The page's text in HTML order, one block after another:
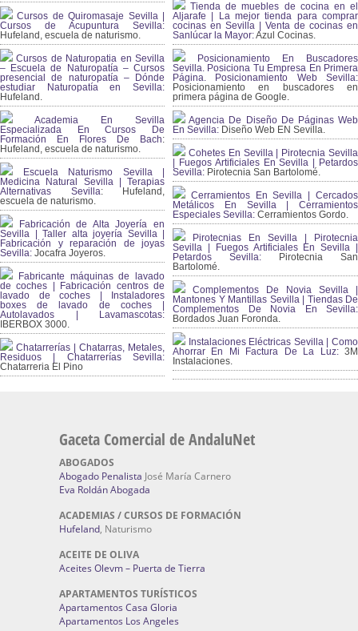
Cursos de Quiromasaje Sevilla |
Cursos de Acupuntura Sevilla:
Hufeland, escuela de naturismo.
Cursos de Naturopatia en Sevilla
– Escuela de Naturopatía – Cursos
presencial de naturopatía – Dónde
estudiar Naturopatía en Sevilla:
Hufeland.
Academia En Sevilla
Especializada En Cursos De
Formación En Flores De Bach:
Hufeland, escuela de naturismo.
Escuela Naturismo Sevilla |
Medicina Natural Sevilla | Terapias
Alternativas Sevilla: Hufeland,
escuela de naturismo.
Fabricación de Alta Joyería en
Sevilla | Taller alta joyería Sevilla |
Fabricación y reparación de joyas
Sevilla: Jocafra Joyeros.
Fabricante máquinas de lavado
de coches | Fabricación centros de
lavado de coches | Instaladores
boxes de lavado de coches |
Autolavados | Lavamascotas:
IBERBOX 3000.
Chatarrerías | Chatarras, Metales,
Residuos | Chatarrerías Sevilla:
Chatarreria El Pino
Tienda de muebles de cocina en el
Aljarafe | La mejor tienda para comprar
cocinas en Sevilla | Venta de cocinas en
Sanlúcar la Mayor:Azul Cocinas.
Posicionamiento En Buscadores
Sevilla. Posiciona Tu Empresa En Primera
Página. Posicionamiento Web Sevilla:
Posicionamiento en buscadores en
primera página de Google.
Agencia De Diseño De Páginas Web
En Sevilla: Diseño Web EN Sevilla.
Cohetes En Sevilla | Pirotecnia Sevilla
| Fuegos Artificiales En Sevilla | Petardos
Sevilla: Pirotecnia San Bartolomé.
Cerramientos En Sevilla | Cercados
Metálicos En Sevilla | Cerramientos
Especiales Sevilla: Cerramientos Gordo.
Pirotecnias En Sevilla | Pirotecnia
Sevilla | Fuegos Artificiales En Sevilla |
Petardos Sevilla: Pirotecnia San
Bartolomé.
Complementos De Novia Sevilla |
Mantones Y Mantillas Sevilla | Tiendas De
Complementos De Novia En Sevilla:
Bordados Juan Foronda.
Instalaciones Eléctricas Sevilla | Como
Ahorrar En Mi Factura De La Luz:3M
Instalaciones.
Gaceta Comercial de AndaluNet
ABOGADOS
Abogado Penalista José María Carnero
Eva Roldán Abogada
ACADEMIAS / CURSOS DE FORMACIÓN
Hufeland, Naturismo
ACEITE DE OLIVA
Aceites Olevm – Puerta de Tierra
APARTAMENTOS TURÍSTICOS
Apartamentos Casa Gloria
Apartamentos Los Angeles